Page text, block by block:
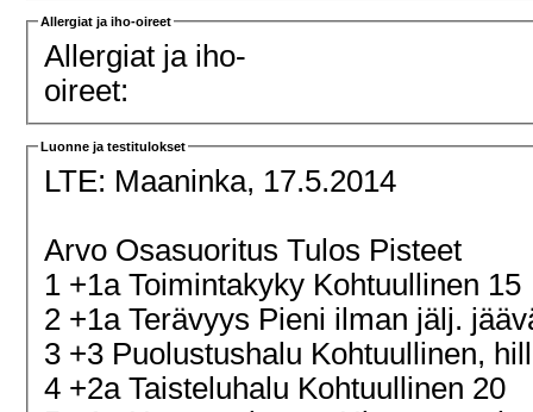
Allergiat ja iho-oireet
Allergiat ja iho-
oireet:
Luonne ja testitulokset
LTE: Maaninka, 17.5.2014
Arvo Osasuoritus Tulos Pisteet
1 +1a Toimintakyky Kohtuullinen 15
2 +1a Terävyys Pieni ilman jälj.
3 +3 Puolustushalu Kohtuullinen,
4 +2a Taisteluhalu Kohtuullinen 20